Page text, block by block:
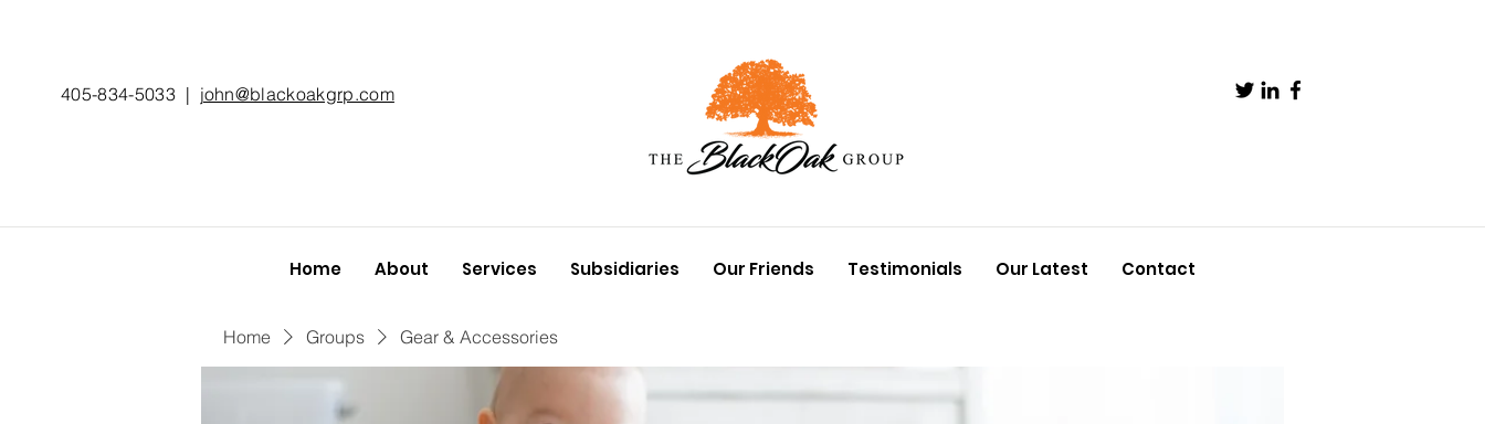
405-834-5033 | john@blackoakgrp.com
Home About Services Subsidiaries Our Friends Testimonials Our Latest Contact
Home Groups Gear & Accessories